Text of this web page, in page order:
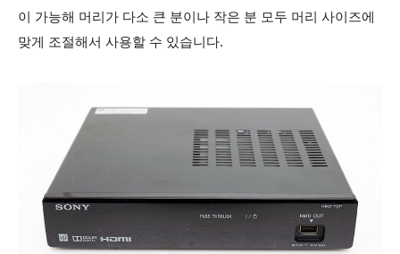
이 가능해 머리가 다소 큰 분이나 작은 분 모두 머리 사이즈에
맞게 조절해서 사용할 수 있습니다.